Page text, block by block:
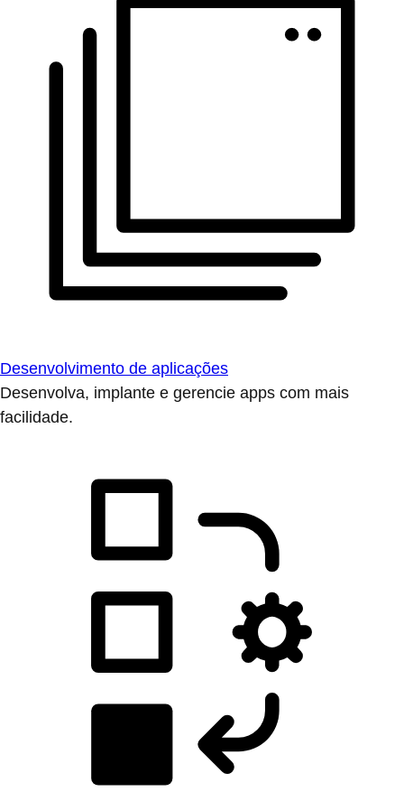
Desenvolvimento de aplicações
Desenvolva, implante e gerencie apps com mais
facilidade.